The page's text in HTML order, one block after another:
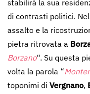
stabilirà la sua
di contrasti politici.
assalto e la
pietra ritrovata a
Borzano“. Su questa
volta la parola “
toponimi di Vergnano,